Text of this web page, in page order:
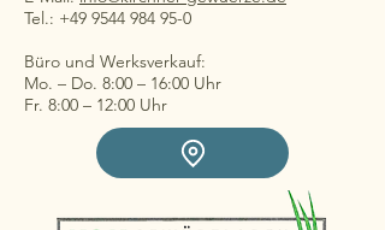
Tel.: +49 9544 984 95-0
Büro und Werksverkauf:
Mo. – Do. 8:00 – 16:00 Uhr
Fr. 8:00 – 12:00 Uhr